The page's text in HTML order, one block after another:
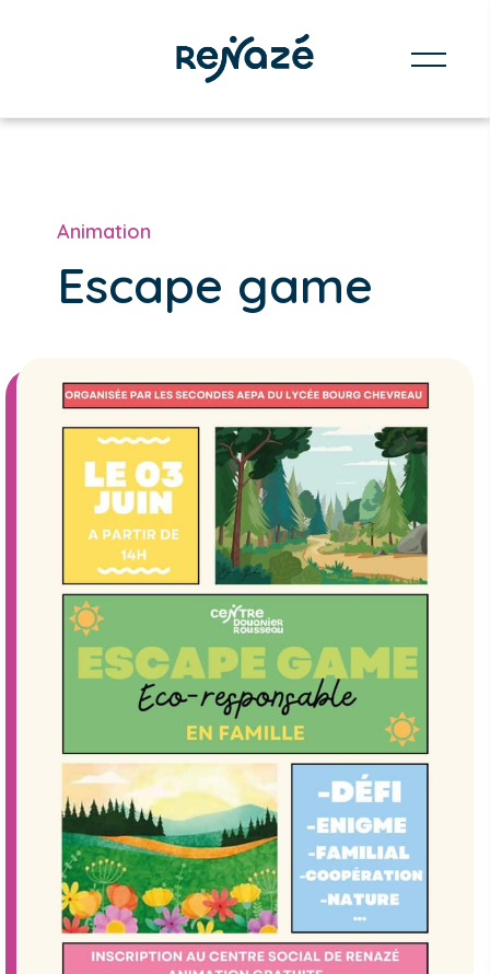
Animation
Escape game